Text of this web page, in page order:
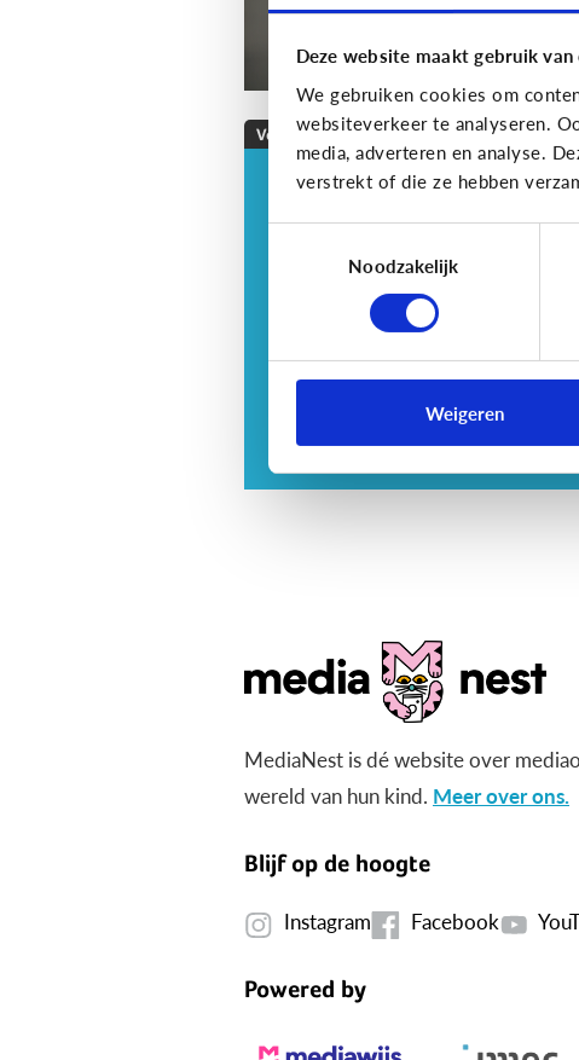
Deze website maakt gebruik van
We gebruiken cookies om
websiteverkeer te analyseren.
media, adverteren en analyse.
verstrekt of die ze hebben
Noodzakelijk
Weigeren
Veilig Online
Veilig online: hoe doe
ik dat?
Je zorgt er best voor dat je
informatie alleen deelt met wie
jij dit echt wilt. Hoe kan je dit
doen?
3 tips voor tieners
MediaNest is dé website over
wereld van hun kind. Meer over ons.
Blijf op de hoogte
Instagram Facebook
Powered by